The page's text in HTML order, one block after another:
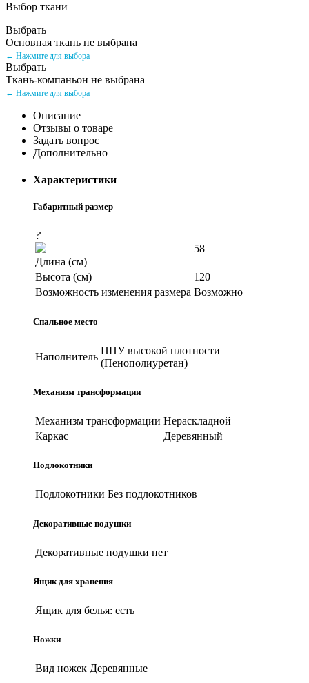
Выбор ткани
Выбрать
Основная ткань не выбрана
← Нажмите для выбора
Выбрать
Ткань-компаньон не выбрана
← Нажмите для выбора
Описание
Отзывы о товаре
Задать вопрос
Дополнительно
Характеристики
Габаритный размер
?
Длина (см)
58
Высота (см)
120
Возможность изменения размера Возможно
Спальное место
Наполнитель
ППУ высокой плотности
(Пенополиуретан)
Механизм трансформации
Механизм трансформации Нераскладной
Каркас
Деревянный
Подлокотники
Подлокотники Без подлокотников
Декоративные подушки
Декоративные подушки нет
Ящик для хранения
Ящик для белья: есть
Ножки
Вид ножек Деревянные